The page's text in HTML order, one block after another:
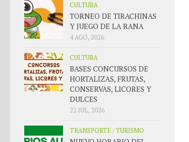
CULTURA
TORNEO DE TIRACHINAS
Y JUEGO DE LA RANA
4 AGO, 2026
CULTURA
BASES CONCURSOS DE
HORTALIZAS, FRUTAS,
CONSERVAS, LICORES Y
DULCES
22 JUL, 2026
TRANSPORTE/TURISMO